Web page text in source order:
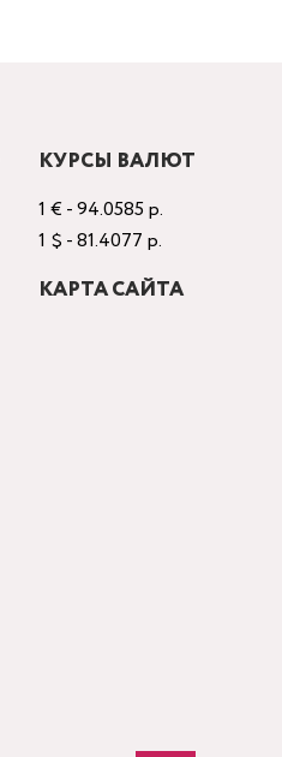
КУРСЫ ВАЛЮТ
1 € - 94.0585 р.
1 $ - 81.4077 р.
КАРТА САЙТА